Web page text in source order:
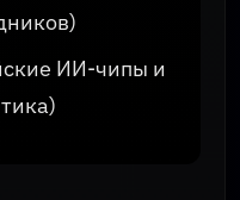
ИИ-чипы и